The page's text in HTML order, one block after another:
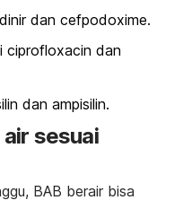
dan cefpodoxime.
ciprofloxacin dan
dan ampisilin.
sesuai
BAB berair bisa